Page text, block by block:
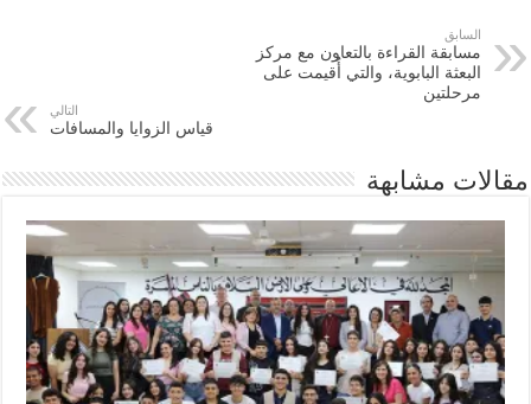
السابق
مسابقة القراءة بالتعاون مع مركز
البعثة البابوية، والتي أُقيمت على
مرحلتين
التالي
قياس الزوايا والمسافات
مقالات مشابهة